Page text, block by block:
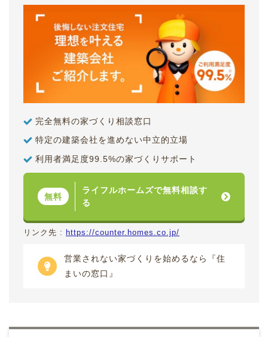
完全無料の家づくり相談窓口
特定の建築会社を進めない中立的立場
利用者満足度99.5%の家づくりサポート
無料
ライフルホームズで無料相談す
る
リンク先 : https://counter.homes.co.jp/
営業されない家づくりを始めるなら『住
まいの窓口』